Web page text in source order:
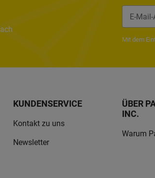
Mit dem
KUNDENSERVICE
Kontakt zu uns
Newsletter
ÜBER
INC.
Warum